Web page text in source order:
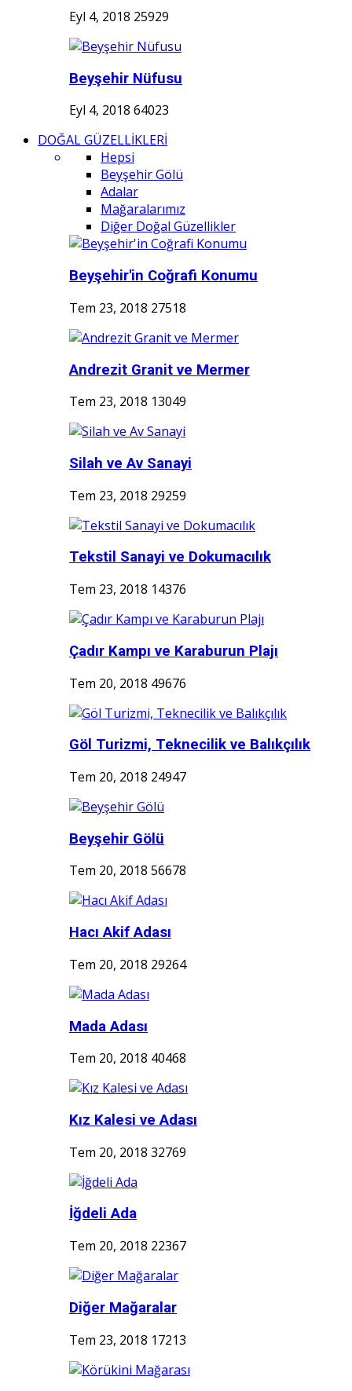
Eyl 4, 2018 25929
Beyşehir Nüfusu
Eyl 4, 2018 64023
DOĞAL GÜZELLİKLERİ
Hepsi
Beyşehir Gölü
Adalar
Mağaralarımız
Diğer Doğal Güzellikler
Beyşehir'in Coğrafi Konumu
Tem 23, 2018 27518
Andrezit Granit ve Mermer
Tem 23, 2018 13049
Silah ve Av Sanayi
Tem 23, 2018 29259
Tekstil Sanayi ve Dokumacılık
Tem 23, 2018 14376
Çadır Kampı ve Karaburun Plajı
Tem 20, 2018 49676
Göl Turizmi, Teknecilik ve Balıkçılık
Tem 20, 2018 24947
Beyşehir Gölü
Tem 20, 2018 56678
Hacı Akif Adası
Tem 20, 2018 29264
Mada Adası
Tem 20, 2018 40468
Kız Kalesi ve Adası
Tem 20, 2018 32769
İğdeli Ada
Tem 20, 2018 22367
Diğer Mağaralar
Tem 23, 2018 17213